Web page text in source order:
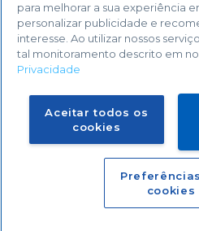
Central de Atendimento:
0800 570 0800
para melhorar a sua experiência
personalizar publicidade e
interesse. Ao utilizar nossos
tal monitoramento descrito em
Privacidade
Aceitar todos os
cookies
cookies